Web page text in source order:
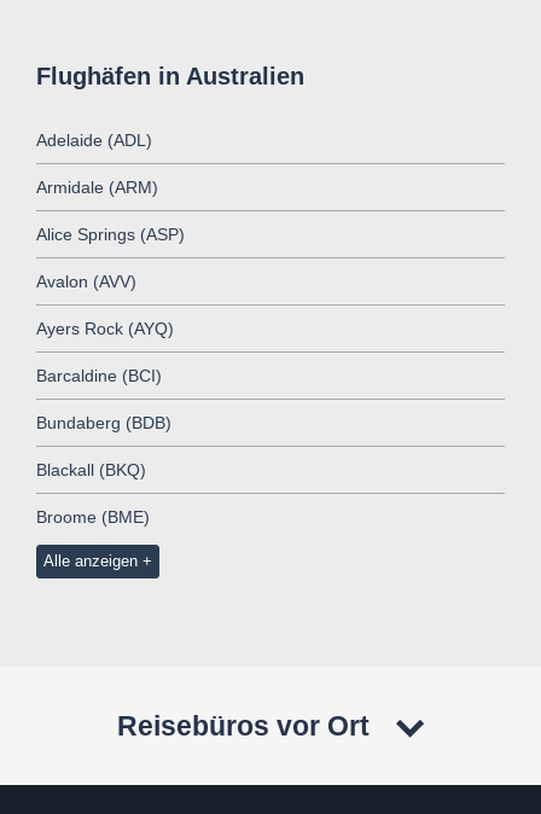
Flughäfen in Australien
Adelaide (ADL)
Armidale (ARM)
Alice Springs (ASP)
Avalon (AVV)
Ayers Rock (AYQ)
Barcaldine (BCI)
Bundaberg (BDB)
Blackall (BKQ)
Broome (BME)
Alle anzeigen
Reisebüros vor Ort